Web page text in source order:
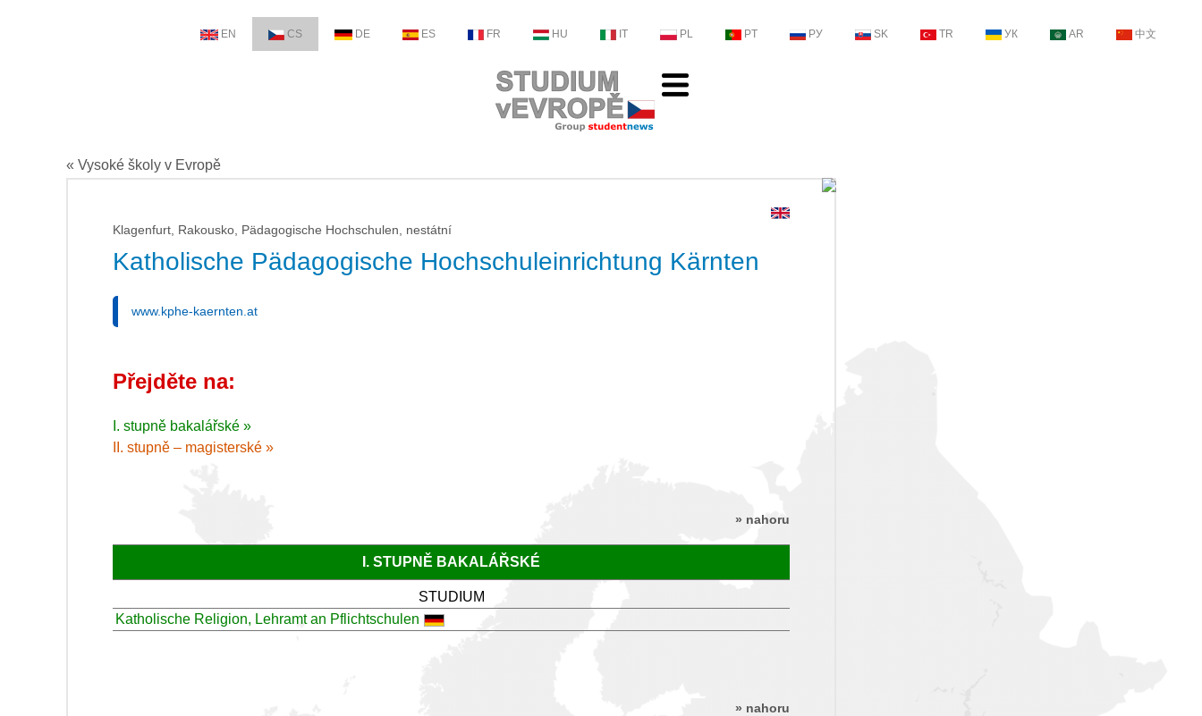
EN CS DE ES FR HU IT PL PT РУ SK TR УК AR 中文
« Vysoké školy v Evropě
Klagenfurt, Rakousko, Pädagogische Hochschulen, nestátní
Katholische Pädagogische Hochschuleinrichtung Kärnten
www.kphe-kaernten.at
Přejděte na:
I. stupně bakalářské »
II. stupně – magisterské »
» nahoru
I. STUPNĚ BAKALÁŘSKÉ
STUDIUM
Katholische Religion, Lehramt an Pflichtschulen
» nahoru